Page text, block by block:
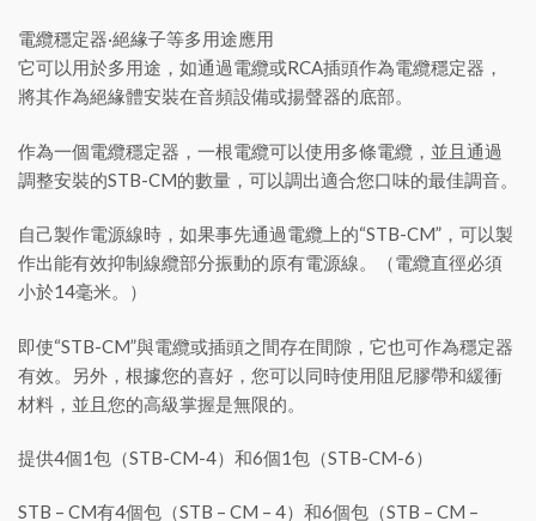
電纜穩定器·絕緣子等多用途應用
它可以用於多用途，如通過電纜或RCA插頭作為電纜穩定器，
將其作為絕緣體安裝在音頻設備或揚聲器的底部。
作為一個電纜穩定器，一根電纜可以使用多條電纜，並且通過
調整安裝的STB-CM的數量，可以調出適合您口味的最佳調音。
自己製作電源線時，如果事先通過電纜上的“STB-CM”，可以製
作出能有效抑制線纜部分振動的原有電源線。（電纜直徑必須
小於14毫米。）
即使“STB-CM”與電纜或插頭之間存在間隙，它也可作為穩定器
有效。另外，根據您的喜好，您可以同時使用阻尼膠帶和緩衝
材料，並且您的高級掌握是無限的。
提供4個1包（STB-CM-4）和6個1包（STB-CM-6）
STB – CM有4個包（STB – CM – 4）和6個包（STB – CM –